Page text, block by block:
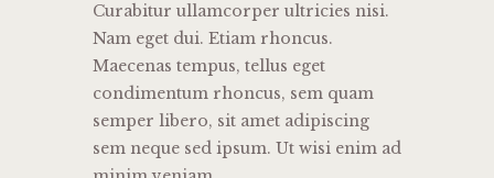
Curabitur ullamcorper ultricies nisi.
Nam eget dui. Etiam rhoncus.
Maecenas tempus, tellus eget
condimentum rhoncus, sem quam
semper libero, sit amet adipiscing
sem neque sed ipsum. Ut wisi enim ad